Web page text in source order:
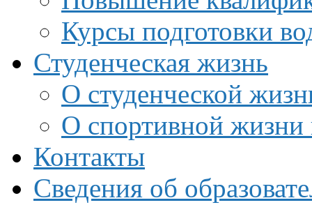
Курсы подготовки
Студенческая жизнь
О студенческой
О спортивной жизни
Контакты
Сведения об